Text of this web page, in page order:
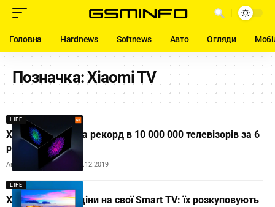
Головна Hardnews Softnews Авто Огляди
Позначка:Xiaomi TV
LIFE
Xiaomi поставила рекорд в 10 000 000 телевізорів за 6
років
Автор: Andrew Orobets 30.12.2019
LIFE
Xioami знизила ціни на свої Smart TV: їх розкуповують